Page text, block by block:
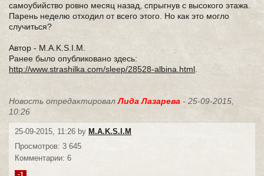
самоубийство ровно месяц назад, спрыгнув с высокого этажа.
Парень неделю отходил от всего этого. Но как это могло
случиться?
Автор - M.A.K.S.I.M.
Ранее было опубликовано здесь:
http://www.strashilka.com/sleep/28528-albina.html
Новость отредактировалЛида Лазарева - 25-09-2015,
10:26
25-09-2015, 11:26 by M.A.K.S.I.M
Просмотров: 3 645
Комментарии: 6
-1